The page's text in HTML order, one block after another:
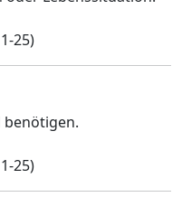
25)
benötigen.
25)